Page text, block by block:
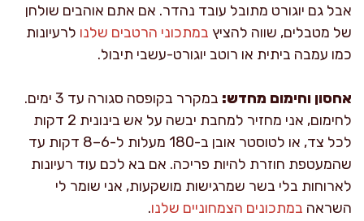
אבל גם יוגורט מתובל עובד נהדר. אם אתם אוהבים שולחן
של מטבלים, שווה להציץ במתכוני הרטבים שלנו לרעיונות
כמו עמבה ביתית או רוטב יוגורט-עשבי תיבול.
אחסון וחימום מחדש:
במקרר בקופסה סגורה עד 3 ימים.
לחימום, אני מחזיר למחבת יבשה על אש בינונית 2 דקות
לכל צד, או לטוסטר אובן ב-180 מעלות ל-6–8 דקות עד
שהמעטפת חוזרת להיות פריכה. אם בא לכם עוד רעיונות
לארוחות בלי בשר שמרגישות מושקעות, אני שומר לי
השראה במתכונים הצמחוניים שלנו.